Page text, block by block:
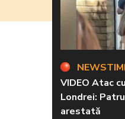
VIDEO Atac
Londrei:
arestată